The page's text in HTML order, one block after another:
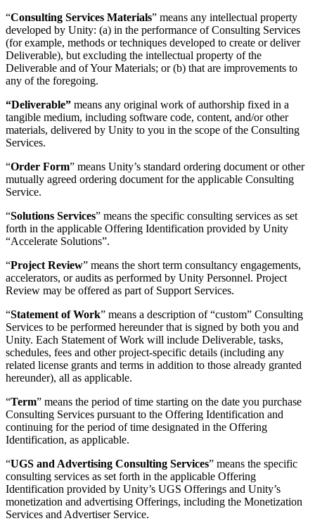
“Consulting Services Materials” means any intellectual property
developed by Unity: (a) in the performance of Consulting Services
(for example, methods or techniques developed to create or deliver
Deliverable), but excluding the intellectual property of the
Deliverable and of Your Materials; or (b) that are improvements to
any of the foregoing.
“Deliverable” means any original work of authorship fixed in a
tangible medium, including software code, content, and/or other
materials, delivered by Unity to you in the scope of the Consulting
Services.
“Order Form” means Unity’s standard ordering document or other
mutually agreed ordering document for the applicable Consulting
Service.
“Solutions Services” means the specific consulting services as set
forth in the applicable Offering Identification provided by Unity
“Accelerate Solutions”.
“Project Review” means the short term consultancy engagements,
accelerators, or audits as performed by Unity Personnel. Project
Review may be offered as part of Support Services.
“Statement of Work” means a description of “custom” Consulting
Services to be performed hereunder that is signed by both you and
Unity. Each Statement of Work will include Deliverable, tasks,
schedules, fees and other project-specific details (including any
related license grants and terms in addition to those already granted
hereunder), all as applicable.
“Term” means the period of time starting on the date you purchase
Consulting Services pursuant to the Offering Identification and
continuing for the period of time designated in the Offering
Identification, as applicable.
“UGS and Advertising Consulting Services” means the specific
consulting services as set forth in the applicable Offering
Identification provided by Unity’s UGS Offerings and Unity’s
monetization and advertising Offerings, including the Monetization
Services and Advertiser Service.